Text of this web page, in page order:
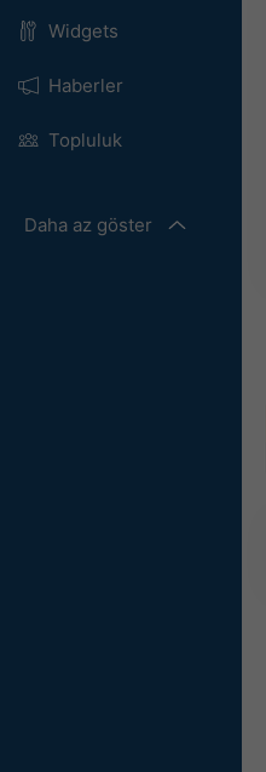
Widgets
Haberler
Topluluk
Daha az göster